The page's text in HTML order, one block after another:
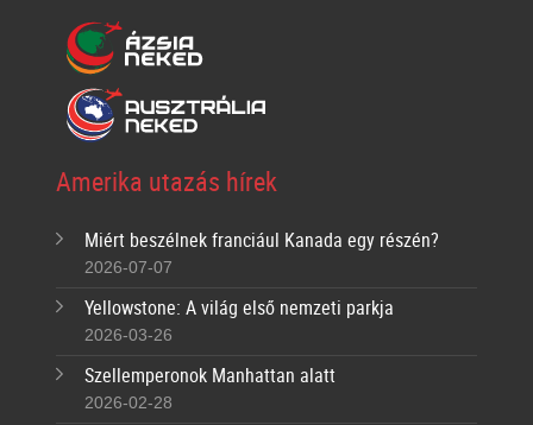
Amerika utazás hírek
Miért beszélnek franciául Kanada egy részén?
2026-07-07
Yellowstone: A világ első nemzeti parkja
2026-03-26
Szellemperonok Manhattan alatt
2026-02-28